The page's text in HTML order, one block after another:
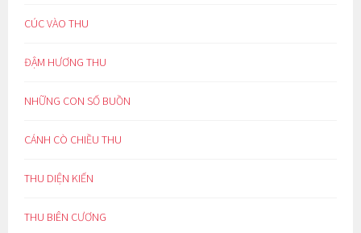
CÚC VÀO THU
ĐẬM HƯƠNG THU
NHỮNG CON SỐ BUỒN
CÁNH CÒ CHIỀU THU
THU DIỆN KIẾN
THU BIÊN CƯƠNG